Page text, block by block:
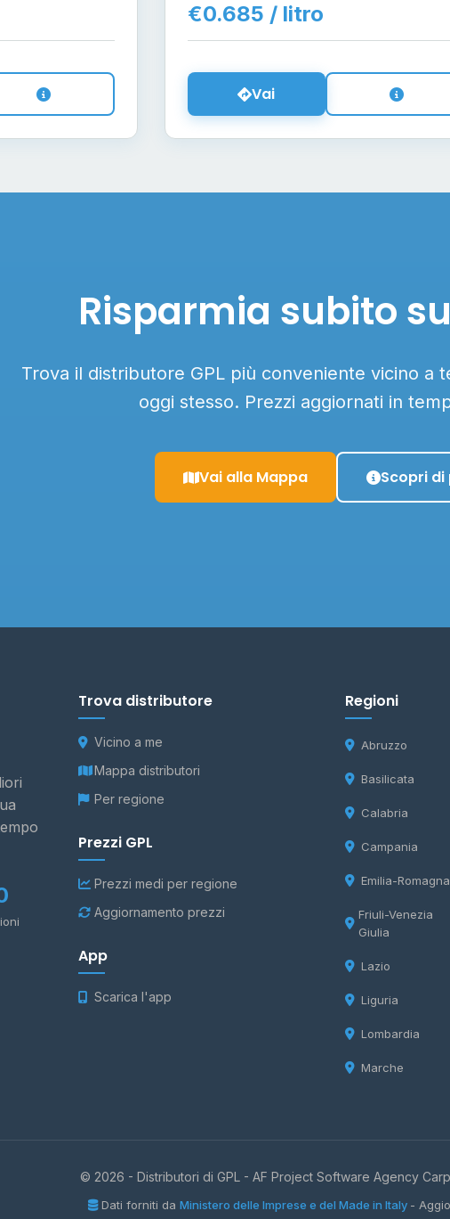
€0.685 / litro
Vai
Risparmia subito
Trova il distributore GPL più conveniente vicino a
oggi stesso. Prezzi aggiornati in
Vai alla Mappa Scopri di
Trova distributore
Vicino a me
Mappa distributori
Per regione
Prezzi GPL
Prezzi medi per regione
Aggiornamento prezzi
App
Scarica l'app
Regioni
Abruzzo
Basilicata
Calabria
Campania
Emilia-Romagna
Friuli-Venezia
Giulia
Lazio
Liguria
Lombardia
Marche
© 2026 - Distributori di GPL - AF Project Software Agency
Dati forniti da Ministero delle Imprese e del Made in Italy -